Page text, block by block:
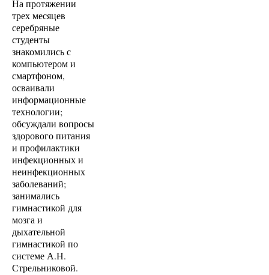
На протяжении
трех месяцев
серебряные
студенты
знакомились с
компьютером и
смартфоном,
осваивали
информационные
технологии;
обсуждали вопросы
здорового питания
и профилактики
инфекционных и
неинфекционных
заболеваний;
занимались
гимнастикой для
мозга и
дыхательной
гимнастикой по
системе А.Н.
Стрельниковой.